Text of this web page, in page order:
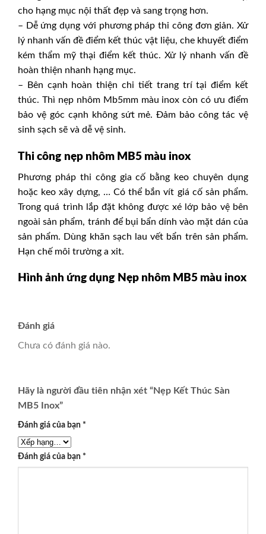
cho hạng mục nội thất đẹp và sang trọng hơn.
– Dễ ứng dụng với phương pháp thi công đơn giản. Xử
lý nhanh vấn đề điểm kết thúc vật liệu, che khuyết điểm
kém thẩm mỹ thại điểm kết thúc. Xử lý nhanh vấn đề
hoàn thiện nhanh hạng mục.
– Bên cạnh hoàn thiện chi tiết trang trí tại điểm kết
thúc. Thì nẹp nhôm Mb5mm màu inox còn có ưu điểm
bảo vệ góc cạnh không sứt mẻ. Đảm bảo công tác vệ
sinh sạch sẽ và dễ vệ sinh.
Thi công nẹp nhôm MB5 màu inox
Phương pháp thi công gia cố bằng keo chuyên dụng
hoặc keo xây dựng, … Có thể bắn vít giá cố sản phẩm.
Trong quá trình lắp đặt không được xé lớp bảo vệ bên
ngoài sản phẩm, tránh để bụi bẩn dính vào mặt dán của
sản phẩm. Dùng khăn sạch lau vết bẩn trên sản phẩm.
Hạn chế môi trường a xit.
Hình ảnh ứng dụng Nẹp nhôm MB5 màu inox
Đánh giá
Chưa có đánh giá nào.
Hãy là người đầu tiên nhận xét “Nẹp Kết Thúc Sàn
MB5 Inox”
Đánh giá của bạn *
Đánh giá của bạn *